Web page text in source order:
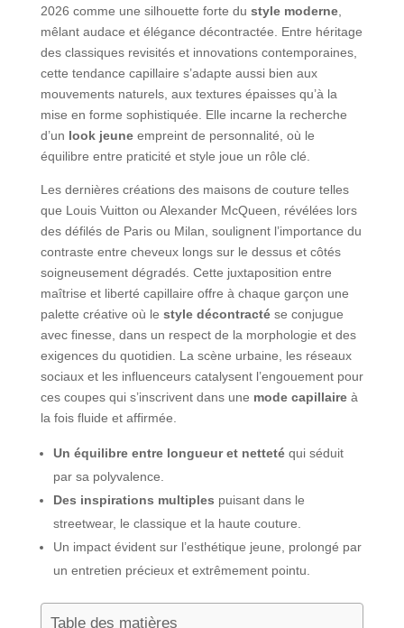
2026 comme une silhouette forte du style moderne,
mêlant audace et élégance décontractée. Entre héritage
des classiques revisités et innovations contemporaines,
cette tendance capillaire s’adapte aussi bien aux
mouvements naturels, aux textures épaisses qu’à la
mise en forme sophistiquée. Elle incarne la recherche
d’un look jeuneempreint de personnalité, où le
équilibre entre praticité et style joue un rôle clé.
Les dernières créations des maisons de couture telles
que Louis Vuitton ou Alexander McQueen, révélées lors
des défilés de Paris ou Milan, soulignent l’importance du
contraste entre cheveux longs sur le dessus et côtés
soigneusement dégradés. Cette juxtaposition entre
maîtrise et liberté capillaire offre à chaque garçon une
palette créative où le style décontractése conjugue
avec finesse, dans un respect de la morphologie et des
exigences du quotidien. La scène urbaine, les réseaux
sociaux et les influenceurs catalysent l’engouement pour
ces coupes qui s’inscrivent dans une mode capillaireà
la fois fluide et affirmée.
Un équilibre entre longueur et nettetéqui séduit
par sa polyvalence.
Des inspirations multiples puisant dans le
streetwear, le classique et la haute couture.
Un impact évident sur l’esthétique jeune, prolongé par
un entretien précieux et extrêmement pointu.
Table des matières